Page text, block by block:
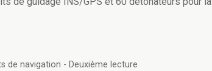
de navigation - Deuxième lecture